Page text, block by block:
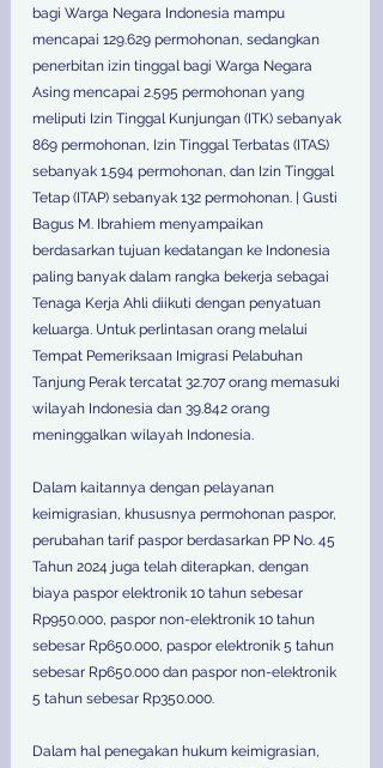
bagi Warga Negara Indonesia mampu
mencapai 129.629 permohonan, sedangkan
penerbitan izin tinggal bagi Warga Negara
Asing mencapai 2.595 permohonan yang
meliputi Izin Tinggal Kunjungan (ITK) sebanyak
869 permohonan, Izin Tinggal Terbatas (ITAS)
sebanyak 1.594 permohonan, dan Izin Tinggal
Tetap (ITAP) sebanyak 132 permohonan. | Gusti
Bagus M. Ibrahiem menyampaikan
berdasarkan tujuan kedatangan ke Indonesia
paling banyak dalam rangka bekerja sebagai
Tenaga Kerja Ahli diikuti dengan penyatuan
keluarga. Untuk perlintasan orang melalui
Tempat Pemeriksaan Imigrasi Pelabuhan
Tanjung Perak tercatat 32.707 orang memasuki
wilayah Indonesia dan 39.842 orang
meninggalkan wilayah Indonesia.
Dalam kaitannya dengan pelayanan
keimigrasian, khususnya permohonan paspor,
perubahan tarif paspor berdasarkan PP No. 45
Tahun 2024 juga telah diterapkan, dengan
biaya paspor elektronik 10 tahun sebesar
Rp950.000, paspor non-elektronik 10 tahun
sebesar Rp650.000, paspor elektronik 5 tahun
sebesar Rp650.000 dan paspor non-elektronik
5 tahun sebesar Rp350.000.
Dalam hal penegakan hukum keimigrasian,